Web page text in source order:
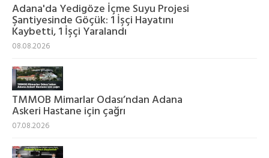
Adana'da Yedigöze İçme Suyu Projesi
Şantiyesinde Göçük: 1 İşçi Hayatını
Kaybetti, 1 İşçi Yaralandı
08.08.2026
TMMOB Mimarlar Odası’ndan Adana
Askeri Hastane için çağrı
07.08.2026